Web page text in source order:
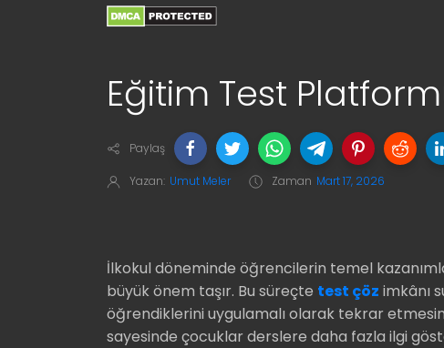
Eğitim Test
Paylaş
Yazan: Umut Meler Zaman Mart 17, 2026
İlkokul döneminde öğrencilerin temel
büyük önem taşır. Bu süreçte test çöz imkânı
öğrendiklerini uygulamalı olarak tekrar
sayesinde çocuklar derslere daha fazla ilgi